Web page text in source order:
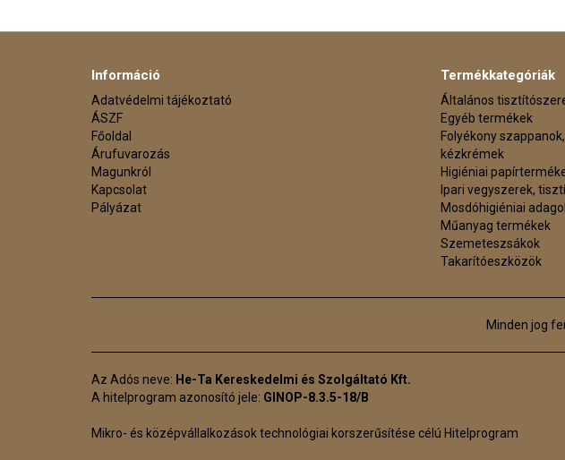
Információ
Adatvédelmi tájékoztató
ÁSZF
Főoldal
Árufuvarozás
Magunkról
Kapcsolat
Pályázat
Termékkategóriák
Általános
Egyéb termékek
Folyékony
kézkrémek
Higiéniai
Ipari vegyszerek,
Mosdóhigiéniai
Műanyag termékek
Szemeteszsákok
Takarítóeszközök
Minden jog
Az Adós neve: He-Ta Kereskedelmi és Szolgáltató Kft.
A hitelprogram azonosító jele: GINOP-8.3.5-18/B
Mikro- és középvállalkozások technológiai korszerűsítése célú Hitelprogram